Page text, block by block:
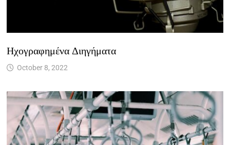
Ηχογραφημένα Διηγήματα
October 8, 2022